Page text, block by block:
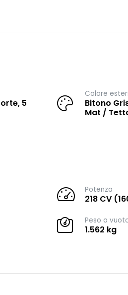
5
Colore
Bitono
Mat /
Potenza
218 CV
Peso a
1.562 kg